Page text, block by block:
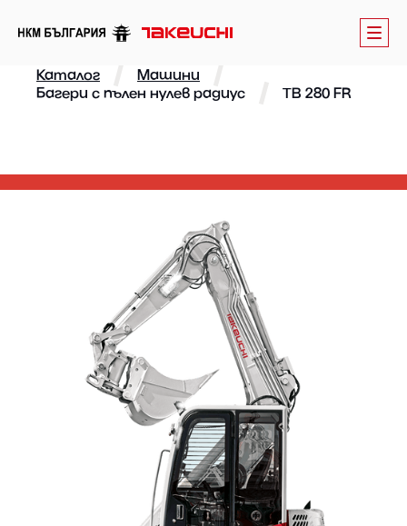
Каталог
Машини
Багери с пълен нулев радиус
TB 280 FR